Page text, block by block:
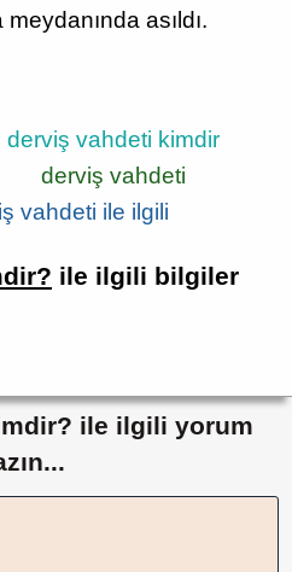
asıldı.
derviş vahdeti kimdir
derviş vahdeti
vahdeti ile ilgili
ile ilgili bilgiler
ile ilgili yorum